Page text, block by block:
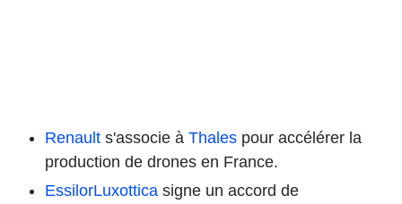
Renault s'associe à Thales pour accélérer la
production de drones en France.
EssilorLuxottica signe un accord de